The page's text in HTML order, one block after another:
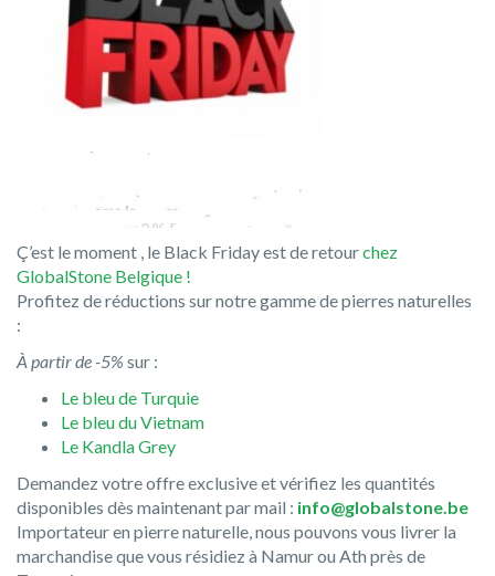
Ç’est le moment , le Black Friday est de retourchez
GlobalStone Belgique !
Profitez de réductions sur notre gamme de pierres naturelles
:
À partir de -5% sur :
Le bleu de Turquie
Le bleu du Vietnam
Le Kandla Grey
Demandez votre offre exclusive et vérifiez les quantités
disponibles dès maintenant par mail : info@globalstone.be
Importateur en pierre naturelle, nous pouvons vous livrer la
marchandise que vous résidiez à Namur ou Ath près de